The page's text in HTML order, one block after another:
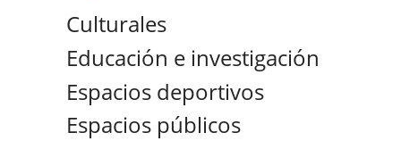
Culturales
Educación e investigación
Espacios deportivos
Espacios públicos